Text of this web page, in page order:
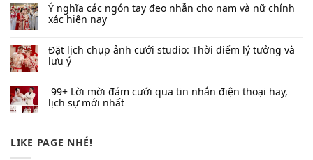
Ý nghĩa các ngón tay đeo nhẫn cho nam và nữ chính
xác hiện nay
Đặt lịch chụp ảnh cưới studio: Thời điểm lý tưởng và
lưu ý
99+ Lời mời đám cưới qua tin nhắn​ điện thoại hay,
lịch sự mới nhất
LIKE PAGE NHÉ!